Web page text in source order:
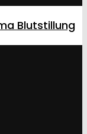
Blutstillung